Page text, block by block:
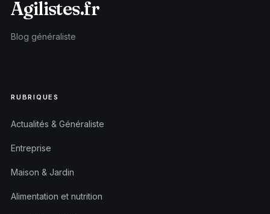
Agilistes.fr
Blog généraliste
RUBRIQUES
Actualités & Généraliste
Entreprise
Maison & Jardin
Alimentation et nutrition